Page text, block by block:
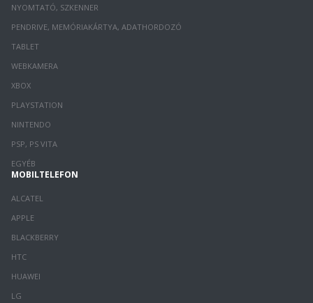
NYOMTATÓ, SZKENNER
PENDRIVE, MEMÓRIAKÁRTYA, ADATHORDOZÓ
TABLET
WEBKAMERA
XBOX
PLAYSTATION
NINTENDO
PSP, PS VITA
EGYÉB
MOBILTELEFON
ALCATEL
APPLE
BLACKBERRY
HTC
HUAWEI
LG